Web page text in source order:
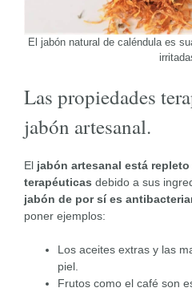
El jabón natural de caléndula es
Las propiedades
jabón artesanal.
El jabón artesanal está
terapéuticas debido a sus
jabón de por sí es
poner ejemplos:
Los aceites extras y las
piel.
Frutos como el café son